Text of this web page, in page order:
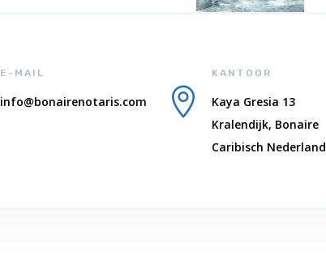
E-MAIL
info@bonairenotaris.com 
KANTOOR
Kaya Gresia 13
Kralendijk, Bonaire
Caribisch Nederland